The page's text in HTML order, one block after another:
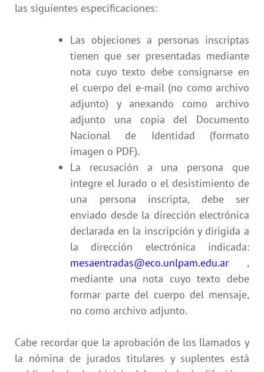
las siguientes especificaciones:
Las objeciones a personas inscriptas
tienen que ser presentadas mediante
nota cuyo texto debe consignarse en
el cuerpo del e-mail (no como archivo
adjunto) y anexando como archivo
adjunto una copia del Documento
Nacional de Identidad (formato
imagen o PDF).
La recusación a una persona que
integre el Jurado o el desistimiento de
una persona inscripta, debe ser
enviado desde la dirección electrónica
declarada en la inscripción y dirigida a
la dirección electrónica indicada:
mesaentradas@eco.unlpam.edu.ar ,
mediante una nota cuyo texto debe
formar parte del cuerpo del mensaje,
no como archivo adjunto.
Cabe recordar que la aprobación de los llamados y
la nómina de jurados titulares y suplentes está